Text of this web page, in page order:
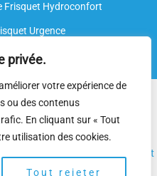
privée.
votre expérience de
ou des contenus
En cliquant sur « Tout
utilisation des cookies.
Tout rejeter
Frisquet Hydroconfort
Urgence
de chauffe-eau, mais
le fabricant. Nosplombiers
de l’expertise et des
et